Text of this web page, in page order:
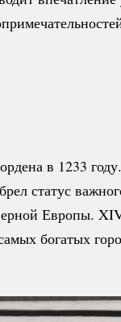
в 1233
статус
Европы.
богатых